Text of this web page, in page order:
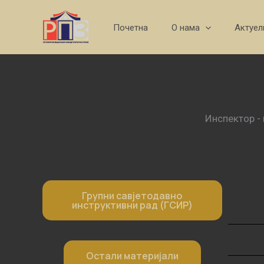
Почетна О нама
Инспектор -
Групни савјетодавно
инструктивни рад (ГСИР)
Остали материјали